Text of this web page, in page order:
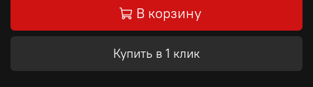
В корзину
Купить в 1 клик